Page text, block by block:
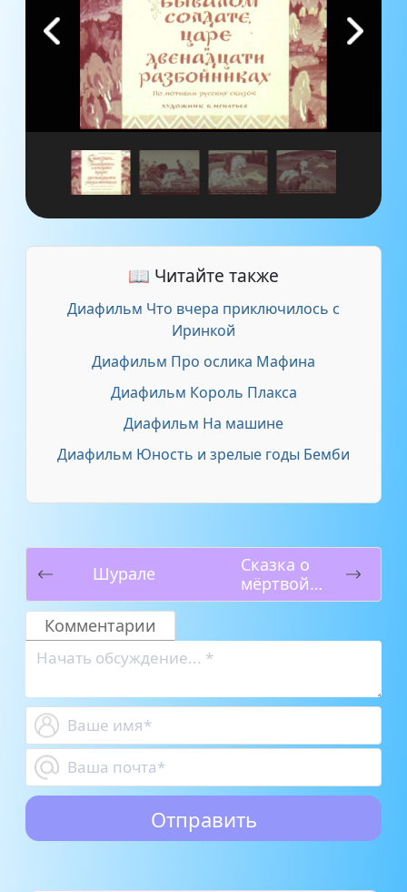
📖 Читайте также
Диафильм Что вчера приключилось с
Иринкой
Диафильм Про ослика Мафина
Диафильм Король Плакса
Диафильм На машине
Диафильм Юность и зрелые годы Бемби
Шурале
Сказка о
мёртвой
Царевне и о
богатырях.
Комментарии